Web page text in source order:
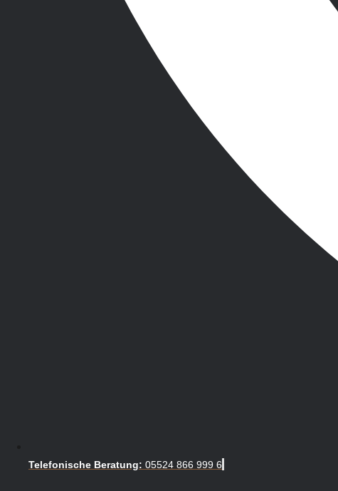
Telefonische Beratung: 05524 866 999 6